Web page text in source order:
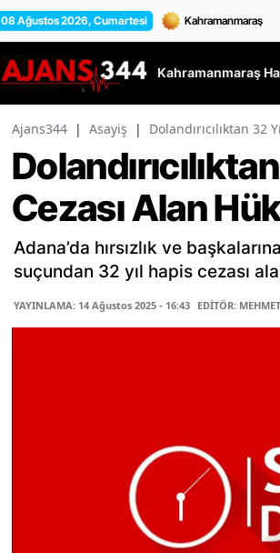
08 Ağustos 2026, Cumartesi
Kahramanmaraş
Ajans344 | Asayiş | Dolandırıcılıktan 32
Cezası Alan
Adana’da hırsızlık ve
suçundan 32 yıl hapis cezası
YAYINLAMA: 14 Ağustos 2025 - 16:43 EDİTÖR: